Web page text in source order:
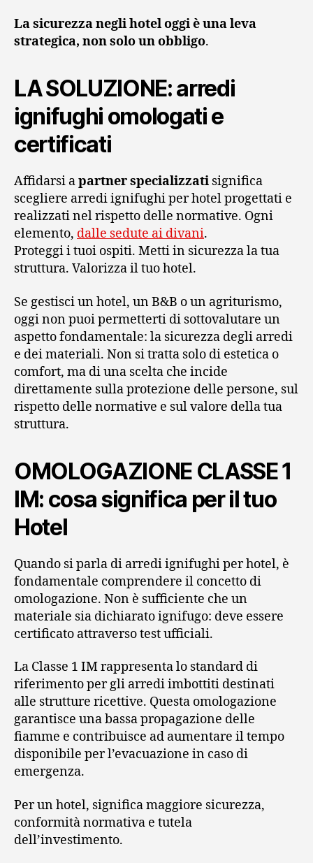
La sicurezza negli hotel oggi è una leva
strategica, non solo un obbligo.
LA SOLUZIONE: arredi
ignifughi omologati e
certificati
Affidarsi apartner specializzati significa
scegliere arredi ignifughi per hotel progettati e
realizzati nel rispetto delle normative. Ogni
elemento, dalle sedute ai divani.
Proteggi i tuoi ospiti. Metti in sicurezza la tua
struttura. Valorizza il tuo hotel.
Se gestisci un hotel, un B&B o un agriturismo,
oggi non puoi permetterti di sottovalutare un
aspetto fondamentale: la sicurezza degli arredi
e dei materiali. Non si tratta solo di estetica o
comfort, ma di una scelta che incide
direttamente sulla protezione delle persone, sul
rispetto delle normative e sul valore della tua
struttura.
OMOLOGAZIONE CLASSE 1
IM: cosa significa per il tuo
Hotel
Quando si parla di arredi ignifughi per hotel, è
fondamentale comprendere il concetto di
omologazione. Non è sufficiente che un
materiale sia dichiarato ignifugo: deve essere
certificato attraverso test ufficiali.
La Classe 1 IM rappresenta lo standard di
riferimento per gli arredi imbottiti destinati
alle strutture ricettive. Questa omologazione
garantisce una bassa propagazione delle
fiamme e contribuisce ad aumentare il tempo
disponibile per l’evacuazione in caso di
emergenza.
Per un hotel, significa maggiore sicurezza,
conformità normativa e tutela
dell’investimento.